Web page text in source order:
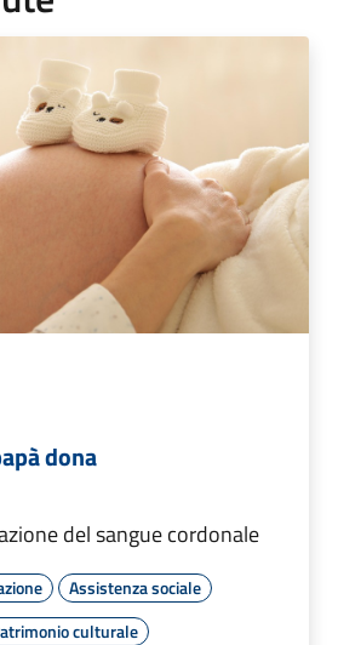
dona
del sangue cordonale
Assistenza sociale
culturale